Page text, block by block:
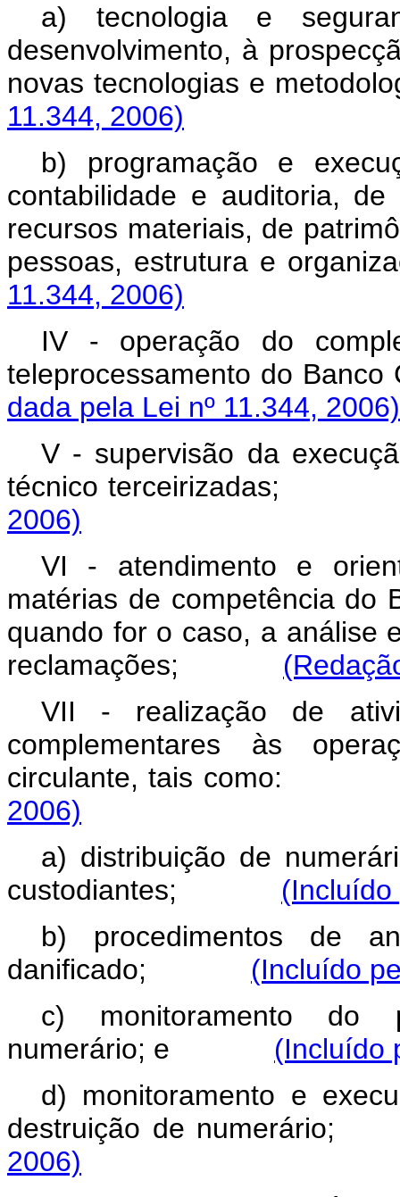
a) tecnologia e
desenvolvimento, à
novas tecnologias e
11.344, 2006)
b) programação e
contabilidade e auditoria,
recursos materiais, de
pessoas, estrutura e
11.344, 2006)
IV - operação do
teleprocessamento do
dada pela Lei nº 11.344, 2006)
V - supervisão da
técnico
2006)
VI - atendimento e
matérias de competência do
quando for o caso, a análise
reclamações;
VII - realização de
complementares às
circulante, tais
2006)
a) distribuição de
custodiantes; (Incluído
b) procedimentos de
danificado; (Incluído
c) monitoramento do
numerário; e (Incluído
d) monitoramento e
destruição de
2006)